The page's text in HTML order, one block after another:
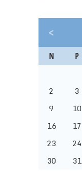
<
N P
2
3
9
10
16
17
23
24
30
31